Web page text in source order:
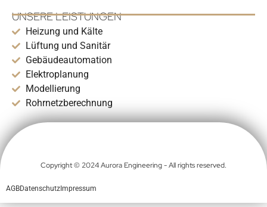
UNSERE LEISTUNGEN
Heizung und Kälte
Lüftung und Sanitär
Gebäudeautomation
Elektroplanung
Modellierung
Rohrnetzberechnung
Copyright © 2024 Aurora Engineering - All rights reserved.
AGBDatenschutz Impressum